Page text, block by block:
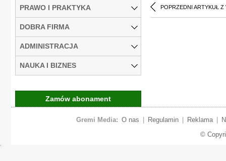
POPRZEDNI ARTYKUŁ Z
PRAWO I PRAKTYKA
DOBRA FIRMA
ADMINISTRACJA
NAUKA I BIZNES
Zamów abonament
Gremi Media: O nas Regulamin Reklama
©